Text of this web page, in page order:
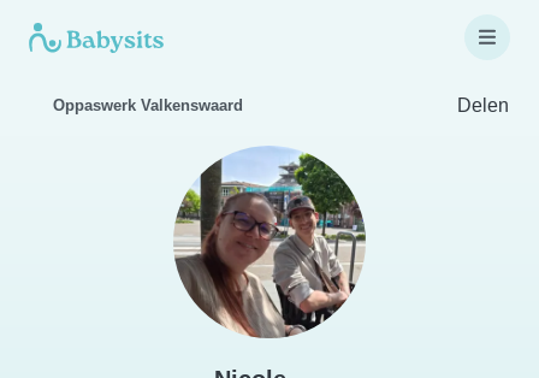
Oppaswerk Valkenswaard Delen